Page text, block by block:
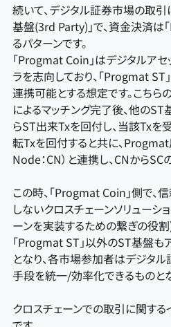
続いて、デジタル証券市場の取引
基盤(3rd Party)」で、資金決済は
るパターンです。
「Progmat Coin」はデジタルア
ラを志向しており、「Progmat
連携可能とする想定です。こちら
によるマッチング完了後、他の
らST出来Txを回付し、当該Tx
転Txを回付すると共に、
Node：CN）と連携し、CNからSC
この時、「Progmat Coin」側で
しないクロスチェーンソリューシ
ーンを実装するための繋ぎの役割
「Progmat ST」以外のST基盤も
となり、各市場参加者はデジタ
手段を統一/効率化できるものと
クロスチェーンでの取引に関す